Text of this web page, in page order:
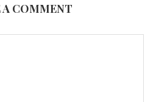
A COMMENT